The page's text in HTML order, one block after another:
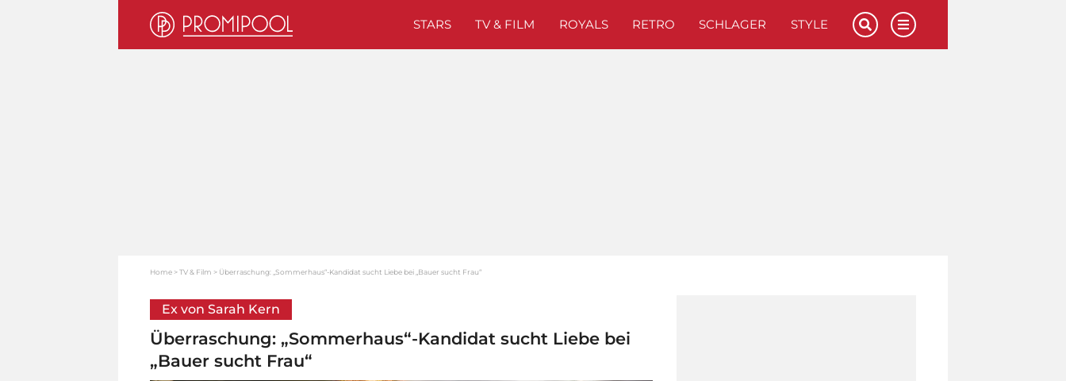
STARS TV & FILM ROYALS RETRO SCHLAGER STYLE
Home TV & Film Überraschung: „Sommerhaus“-Kandidat sucht Liebe bei „Bauer sucht Frau“
Ex von Sarah Kern
Überraschung: „Sommerhaus“-Kandidat sucht Liebe bei
„Bauer sucht Frau“